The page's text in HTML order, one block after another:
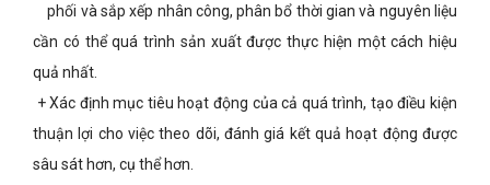
phối và sắp xếp nhân công, phân bổ thời gian và nguyên liệu
cần có thể quá trình sản xuất được thực hiện một cách hiệu
quả nhất.
+ Xác định mục tiêu hoạt động của cả quá trình, tạo điều kiện
thuận lợi cho việc theo dõi, đánh giá kết quả hoạt động được
sâu sát hơn, cụ thể hơn.